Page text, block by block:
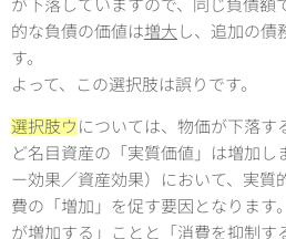
が下落していますので、同じ負債額
的な負債の価値は増大 し、追加の債
す。
よって、この選択肢は誤りです。
選択肢ウ については、物価が下落す
ど名目資産の「実質価値」は増加し
ー効果／資産効果）において、実質
費の「増加」を促す要因となります
が増加する」ことと「消費を抑制す